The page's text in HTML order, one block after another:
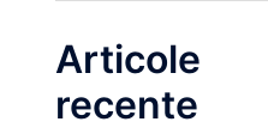
Articole
recente